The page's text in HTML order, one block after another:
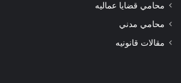
محامي قضايا عماليه
محامي مدني
مقالات قانونيه